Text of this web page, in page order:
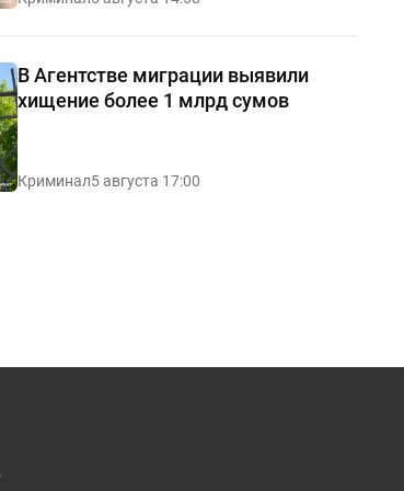
В Агентстве миграции выявили
хищение более 1 млрд сумов
Криминал5 августа 17:00